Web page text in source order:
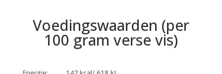
Voedingswaarden (per
100 gram verse vis)